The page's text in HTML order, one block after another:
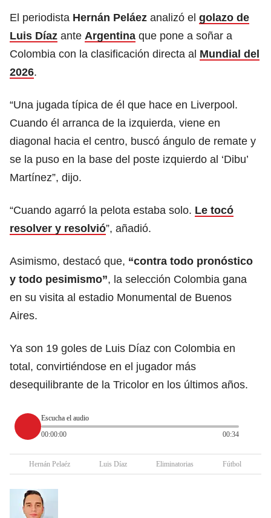
El periodista Hernán Peláez analizó el golazo de
Luis Díaz ante Argentina que pone a soñar a
Colombia con la clasificación directa al Mundial del
2026.
“Una jugada típica de él que hace en Liverpool.
Cuando él arranca de la izquierda, viene en
diagonal hacia el centro, buscó ángulo de remate y
se la puso en la base del poste izquierdo al ‘Dibu’
Martínez”, dijo.
“Cuando agarró la pelota estaba solo. Le tocó
resolver y resolvió”, añadió.
Asimismo, destacó que, “contra todo pronóstico
y todo pesimismo”, la selección Colombia gana
en su visita al estadio Monumental de Buenos
Aires.
Ya son 19 goles de Luis Díaz con Colombia en
total, convirtiéndose en el jugador más
desequilibrante de la Tricolor en los últimos años.
Escucha el audio
00:00:00
00:34
Hernán Pelaéz Luis Díaz Eliminatorias Fútbol